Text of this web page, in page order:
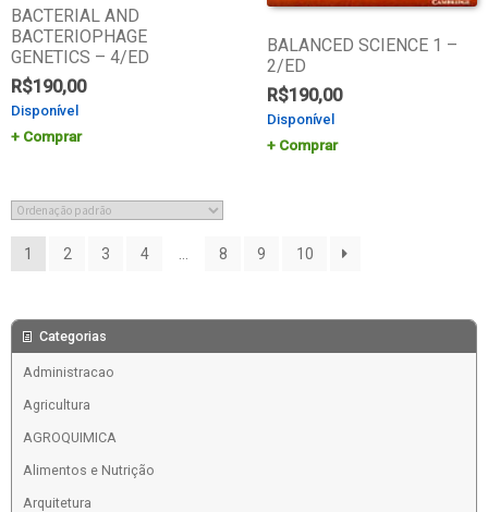
BACTERIAL AND
BACTERIOPHAGE
GENETICS – 4/ED
R$190,00
Disponível
Comprar
BALANCED SCIENCE 1 –
2/ED
R$190,00
Disponível
Comprar
1 2 3 4 8 9 10
Categorias
Administracao
Agricultura
AGROQUIMICA
Alimentos e Nutrição
Arquitetura